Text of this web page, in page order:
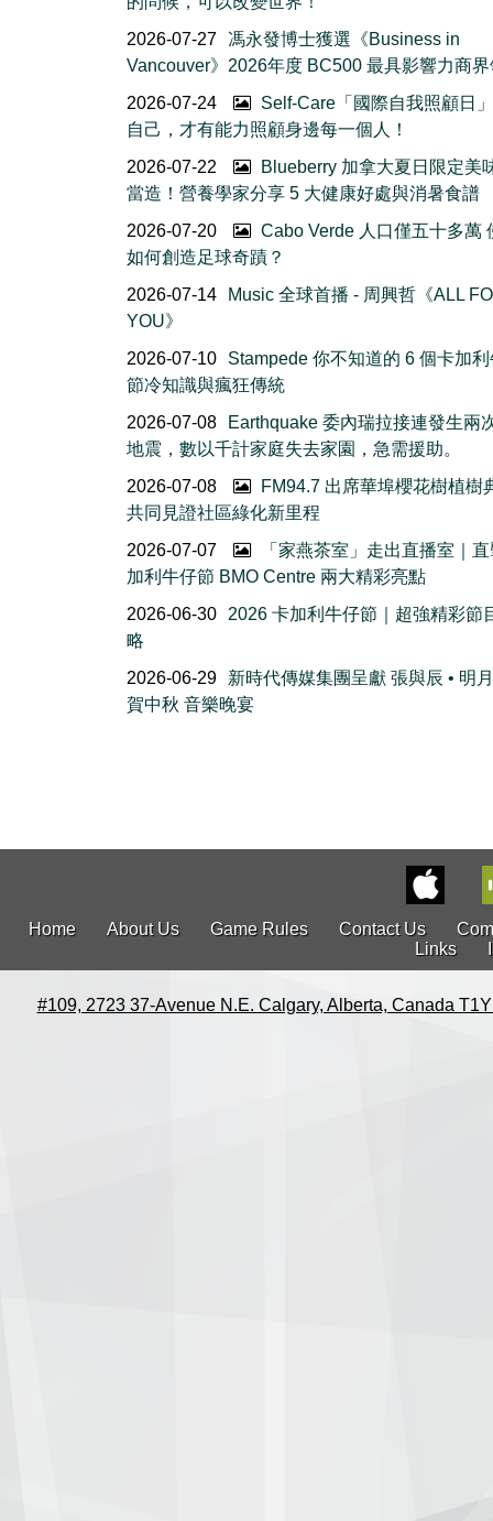
2026-07-27
馮永發博士獲選《Business in
Vancouver》2026年度 BC500 最具影響力商
2026-07-24
Self-Care「國際自我照顧日
自己，才有能力照顧身邊每一個人！
2026-07-22
Blueberry 加拿大夏日限定美
當造！營養學家分享 5 大健康好處與消暑食譜
2026-07-20
Cabo Verde 人口僅五十多萬
如何創造足球奇蹟？
2026-07-14
Music 全球首播 - 周興哲《ALL
YOU》
2026-07-10
Stampede 你不知道的 6 個卡加
節冷知識與瘋狂傳統
2026-07-08
Earthquake 委內瑞拉接連發生兩
地震，數以千計家庭失去家園，急需援助。
2026-07-08
FM94.7 出席華埠櫻花樹植
共同見證社區綠化新里程
2026-07-07
「家燕茶室」走出直播室｜
加利牛仔節 BMO Centre 兩大精彩亮點
2026-06-30
2026 卡加利牛仔節｜超強精彩節
略
2026-06-29
新時代傳媒集團呈獻 張與辰 • 明
賀中秋 音樂晚宴
Home About Us Game Rules Contact Us
Links
#109, 2723 37-Avenue N.E. Calgary, Alberta, Canada